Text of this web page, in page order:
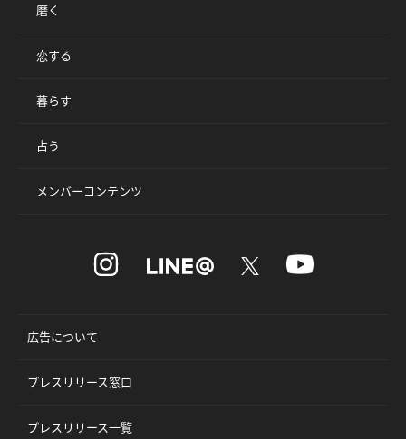
磨く
恋する
暮らす
占う
メンバーコンテンツ
広告について
プレスリリース窓口
プレスリリース一覧